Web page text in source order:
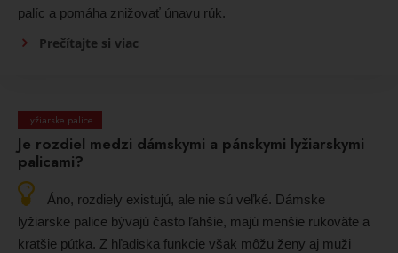
palíc a pomáha znižovať únavu rúk.
Prečítajte si viac
Lyžiarske palice
Je rozdiel medzi dámskymi a pánskymi lyžiarskymi
palicami?
Áno, rozdiely existujú, ale nie sú veľké. Dámske
lyžiarske palice bývajú často ľahšie, majú menšie rukoväte a
kratšie pútka. Z hľadiska funkcie však môžu ženy aj muži